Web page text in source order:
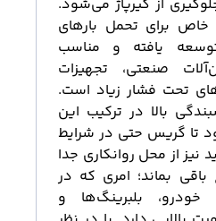
از گیرپاژ می‌شود.
برای تحمل بارهای
یافته و مناسب
صنعتی، تجهیزات
تحت فشار زیاد است.
بالا در ترکیب این
تا گریس حتی در شرایط
نیز از محل روانکاری جدا
بماند؛ امری که در
بلبرینگ‌ها و